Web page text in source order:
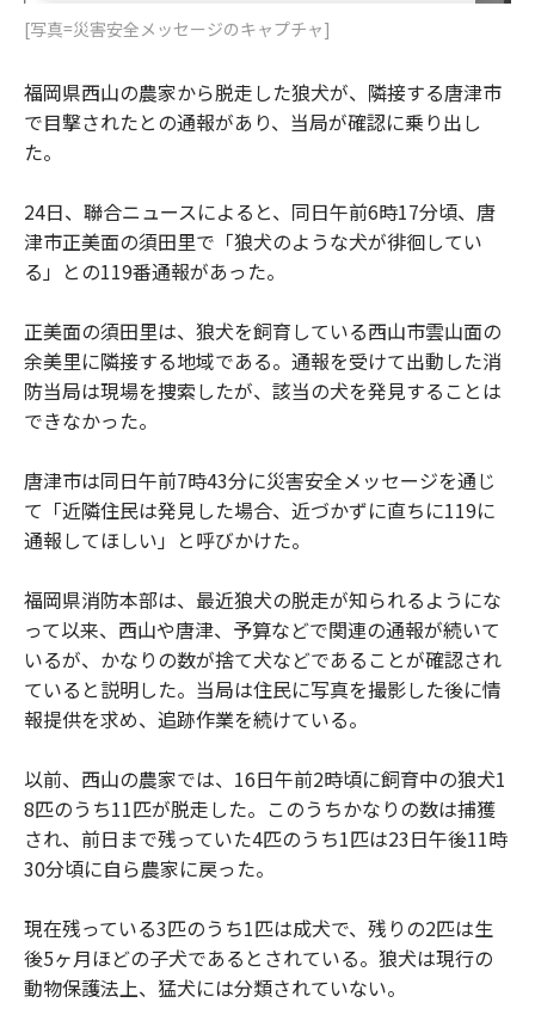
[写真=災害安全メッセージのキャプチャ]
福岡県西山の農家から脱走した狼犬が、隣接する唐津市
で目撃されたとの通報があり、当局が確認に乗り出し
た。
24日、聯合ニュースによると、同日午前6時17分頃、唐
津市正美面の須田里で「狼犬のような犬が徘徊してい
る」との119番通報があった。
正美面の須田里は、狼犬を飼育している西山市雲山面の
余美里に隣接する地域である。通報を受けて出動した消
防当局は現場を捜索したが、該当の犬を発見することは
できなかった。
唐津市は同日午前7時43分に災害安全メッセージを通じ
て「近隣住民は発見した場合、近づかずに直ちに119に
通報してほしい」と呼びかけた。
福岡県消防本部は、最近狼犬の脱走が知られるようにな
って以来、西山や唐津、予算などで関連の通報が続いて
いるが、かなりの数が捨て犬などであることが確認され
ていると説明した。当局は住民に写真を撮影した後に情
報提供を求め、追跡作業を続けている。
以前、西山の農家では、16日午前2時頃に飼育中の狼犬1
8匹のうち11匹が脱走した。このうちかなりの数は捕獲
され、前日まで残っていた4匹のうち1匹は23日午後11時
30分頃に自ら農家に戻った。
現在残っている3匹のうち1匹は成犬で、残りの2匹は生
後5ヶ月ほどの子犬であるとされている。狼犬は現行の
動物保護法上、猛犬には分類されていない。